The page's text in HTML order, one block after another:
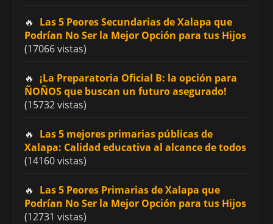
Las 5 Peores Secundarias de Xalapa que
Podrían No Ser la Mejor Opción para tus Hijos
(17066 vistas)
¡La Preparatoria Oficial B: la opción para
ÑOÑOS que buscan un futuro asegurado!
(15732 vistas)
Las 5 mejores primarias públicas de
Xalapa: Calidad educativa al alcance de todos
(14160 vistas)
Las 5 Peores Primarias de Xalapa que
Podrían No Ser la Mejor Opción para tus Hijos
(12731 vistas)